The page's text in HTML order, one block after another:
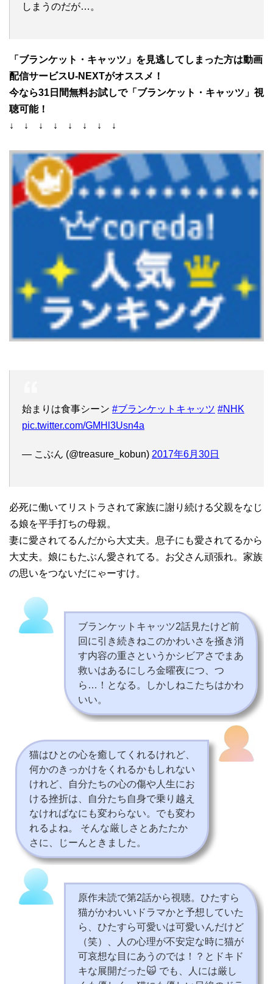
しまうのだが…。
「ブランケット・キャッツ」を見逃してしまった方は動画
配信サービスU-NEXTがオススメ！
今なら31日間無料お試しで「ブランケット・キャッツ」視
聴可能！
↓ ↓ ↓ ↓ ↓ ↓ ↓ ↓
始まりは食事シーン #ブランケットキャッツ #NHK
pic.twitter.com/GMHl3Usn4a
— こぶん (@treasure_kobun) 2017年6月30日
必死に働いてリストラされて家族に謝り続ける父親をなじ
る娘を平手打ちの母親。
妻に愛されてるんだから大丈夫。息子にも愛されてるから
大丈夫。娘にもたぶん愛されてる。お父さん頑張れ。家族
の思いをつないだにゃーすけ。
ブランケットキャッツ2話見たけど前
回に引き続きねこのかわいさを掻き消
す内容の重さというかシビアさでまあ
救いはあるにしろ金曜夜につ、つ
ら…！となる。しかしねこたちはかわ
いい。
猫はひとの心を癒してくれるけれど、
何かのきっかけをくれるかもしれない
けれど、自分たちの心の傷や人生にお
ける挫折は、自分たち自身で乗り越え
なければなにも変わらない。でも変わ
れるよね。 そんな厳しさとあたたか
さに、じーんときました。
原作未読で第2話から視聴。ひたすら
猫がかわいいドラマかと予想していた
ら、ひたすら可愛いは可愛いんだけど
（笑）、人の心理が不安定な時に猫が
可哀想な目にあうのでは！？とドキド
キな展開だった🙀 でも、人には厳し